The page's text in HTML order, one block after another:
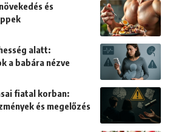
és
alatt:
a babára nézve
fiatal korban:
és megelőzés